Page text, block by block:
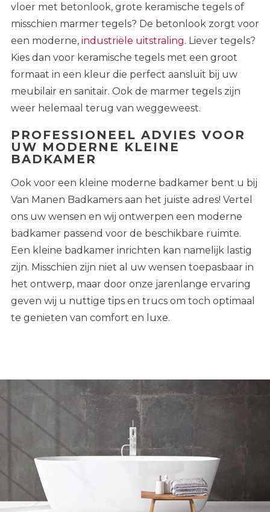
vloer met betonlook, grote keramische tegels of
misschien marmer tegels? De betonlook zorgt voor
een moderne, industriële uitstraling. Liever tegels?
Kies dan voor keramische tegels met een groot
formaat in een kleur die perfect aansluit bij uw
meubilair en sanitair. Ook de marmer tegels zijn
weer helemaal terug van weggeweest.
PROFESSIONEEL ADVIES VOOR
UW MODERNE KLEINE
BADKAMER
Ook voor een kleine moderne badkamer bent u bij
Van Manen Badkamers aan het juiste adres! Vertel
ons uw wensen en wij ontwerpen een moderne
badkamer passend voor de beschikbare ruimte.
Een kleine badkamer inrichten kan namelijk lastig
zijn. Misschien zijn niet al uw wensen toepasbaar in
het ontwerp, maar door onze jarenlange ervaring
geven wij u nuttige tips en trucs om toch optimaal
te genieten van comfort en luxe.